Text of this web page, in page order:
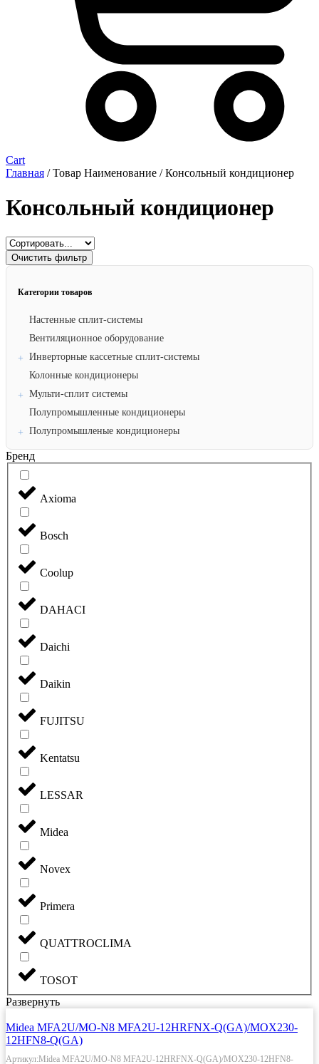
Cart
Главная / Товар Наименование / Консольный кондиционер
Консольный кондиционер
Очистить фильтр
Категории товаров
Настенные сплит-системы
Вентиляционное оборудование
Инверторные кассетные сплит-системы
Колонные кондиционеры
Мульти-сплит системы
Полупромышленные кондиционеры
Полупромышленые кондиционеры
Бренд
Axioma
Bosch
Coolup
DAHACI
Daichi
Daikin
FUJITSU
Kentatsu
LESSAR
Midea
Novex
Primera
QUATTROCLIMA
TOSOT
Развернуть
Midea MFA2U/MO-N8 MFA2U-12HRFNX-Q(GA)/MOX230-
12HFN8-Q(GA)
Артикул:Midea MFA2U/MO-N8 MFA2U-12HRFNX-Q(GA)/MOX230-12HFN8-